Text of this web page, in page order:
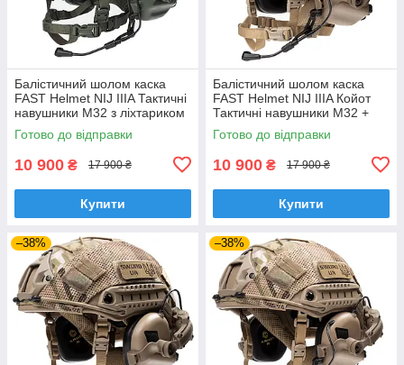
Балістичний шолом каска
FAST Helmet NIJ IIIA Тактичні
навушники M32 з ліхтариком
Готово до відправки
10 900 ₴ 17 900 ₴
Купити
Балістичний шолом каска
FAST Helmet NIJ IIIA Койот
Тактичні навушники M32 +
Ліхтарик
Готово до відправки
10 900 ₴ 17 900 ₴
Купити
–38% –38%